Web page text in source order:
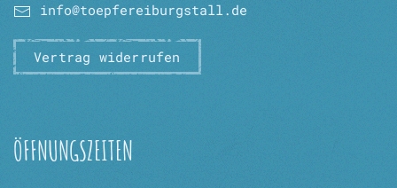
info@toepfereiburgstall.de
Vertrag widerrufen
ÖFFNUNGSZEITEN